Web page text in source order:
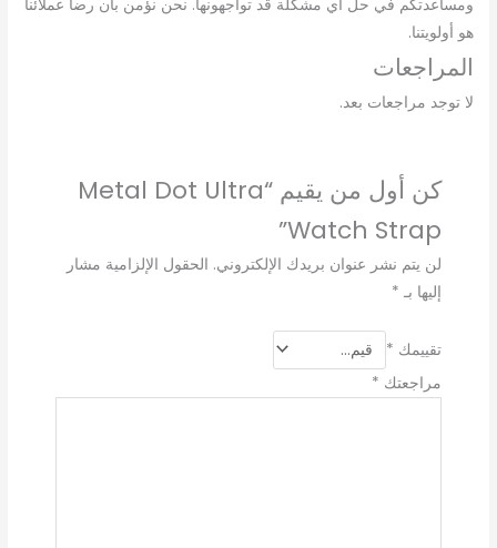
ومساعدتكم في حل أي مشكلة قد تواجهونها. نحن نؤمن بأن رضا عملائنا
هو أولويتنا.
المراجعات
لا توجد مراجعات بعد.
كن أول من يقيم “Metal Dot Ultra
Watch Strap”
لن يتم نشر عنوان بريدك الإلكتروني. الحقول الإلزامية مشار
إليها بـ *
تقييمك *
مراجعتك *